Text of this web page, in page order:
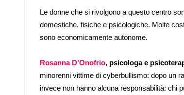
Le donne che si rivolgono a questo centro
domestiche, fisiche e psicologiche. Molte
sono economicamente autonome.
Rosanna D’Onofrio, psicologa e
minorenni vittime di cyberbullismo: dopo un
invece non hanno alcuna responsabilità: chi